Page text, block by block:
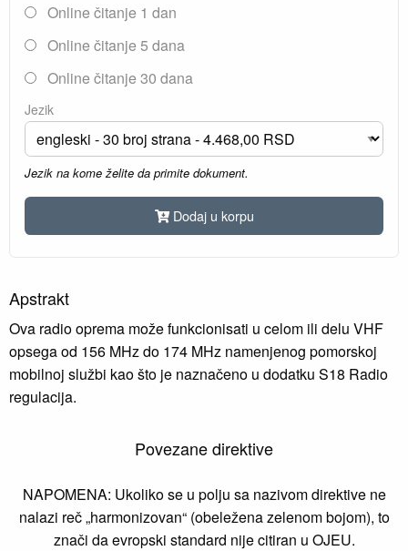
Online čitanje 1 dan
Online čitanje 5 dana
Online čitanje 30 dana
Jezik
Jezik na kome želite da primite dokument.
Dodaj u korpu
Apstrakt
Ova radio oprema može funkcionisati u celom ili delu VHF
opsega od 156 MHz do 174 MHz namenjenog pomorskoj
mobilnoj službi kao što je naznačeno u dodatku S18 Radio
regulacija.
Povezane direktive
NAPOMENA: Ukoliko se u polju sa nazivom direktive ne
nalazi reč „harmonizovan“ (obeležena zelenom bojom), to
znači da evropski standard nije citiran u OJEU.